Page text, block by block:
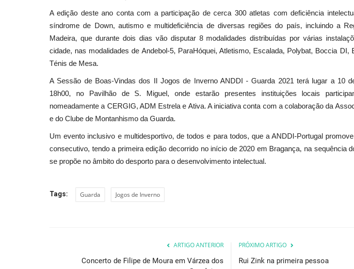
A edição deste ano conta com a participação de cerca 300 atletas com deficiência
síndrome de Down, autismo e multideficiência de diversas regiões do país, incluindo a
Madeira, que durante dois dias vão disputar 8 modalidades distribuídas por várias
cidade, nas modalidades de Andebol-5, ParaHóquei, Atletismo, Escalada, Polybat, Boccia DI,
Ténis de Mesa.
A Sessão de Boas-Vindas dos II Jogos de Inverno ANDDI - Guarda 2021 terá lugar a 10
18h00, no Pavilhão de S. Miguel, onde estarão presentes instituições locais
nomeadamente a CERGIG, ADM Estrela e Ativa. A iniciativa conta com a colaboração da
e do Clube de Montanhismo da Guarda.
Um evento inclusivo e multidesportivo, de todos e para todos, que a ANDDI-Portugal
consecutivo, tendo a primeira edição decorrido no início de 2020 em Bragança, na sequência
se propõe no âmbito do desporto para o desenvolvimento intelectual.
Tags: Guarda Jogos de Inverno
ARTIGO ANTERIOR
Concerto de Filipe de Moura em Várzea dos
PRÓXIMO ARTIGO
Rui Zink na primeira pessoa